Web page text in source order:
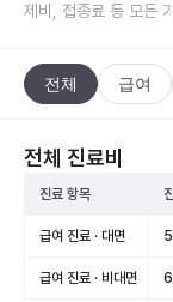
제비, 접종료 등 모든
전체 급여
전체 진료비
진료 항목
급여 진료 · 대면
급여 진료 · 비대면